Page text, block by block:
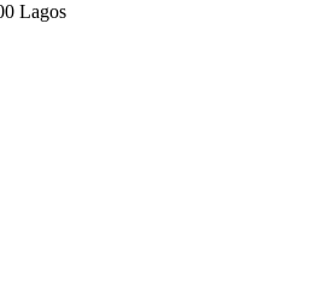
Lagos